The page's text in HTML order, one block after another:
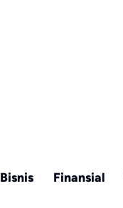
Bisnis Finansial